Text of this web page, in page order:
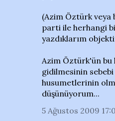
(Azim Öztürk veya
parti ile herhangi
yazdıklarım
Azim Öztürk'ün bu
gidilmesinin
husumetlerinin
düşünüyorum...
5 Ağustos 2009